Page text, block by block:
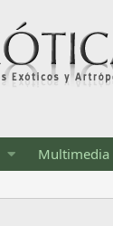
Multimedia